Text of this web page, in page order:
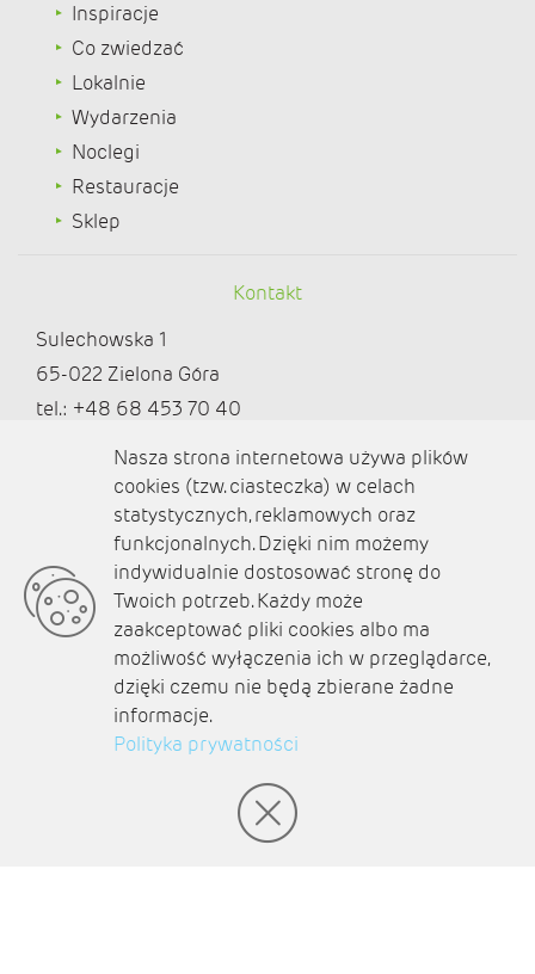
Inspiracje
Co zwiedzać
Lokalnie
Wydarzenia
Noclegi
Restauracje
Sklep
Kontakt
Sulechowska 1
65-022 Zielona Góra
tel.: +48 68 453 70 40
redakcja@ziemialubuska.pl |
marketing@ziemialubuska.pl
Media społecznościowe
O nas
Kontakt
Polityka prywatności
Nasza strona internetowa używa plików
cookies (tzw. ciasteczka) w celach
statystycznych, reklamowych oraz
funkcjonalnych. Dzięki nim możemy
indywidualnie dostosować stronę do
Twoich potrzeb. Każdy może
zaakceptować pliki cookies albo ma
możliwość wyłączenia ich w przeglądarce,
dzięki czemu nie będą zbierane żadne
informacje.
Polityka prywatności